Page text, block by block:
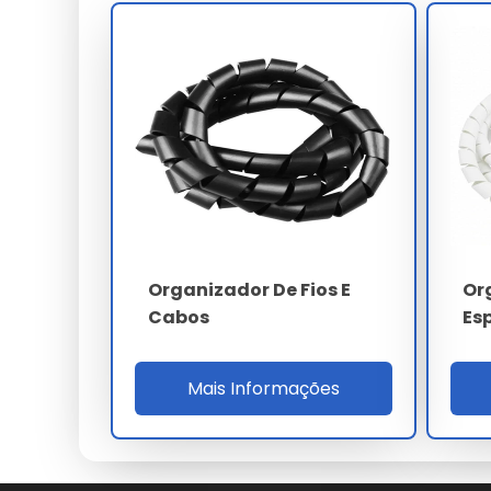
Redução comprovada de manutenções não
Economia gerada pela alta vida útil do
Garantia estendida para garantir tranquilidade ao
Qualidade validada pelos maiores especialistas do
Preço e Orçamento
em cada projeto.
Para garantir a procedência e qualidade
especializados. Nossa empresa oferece
para sua aplicação.
Organizador De Fios E
Cabos
Mais Informações